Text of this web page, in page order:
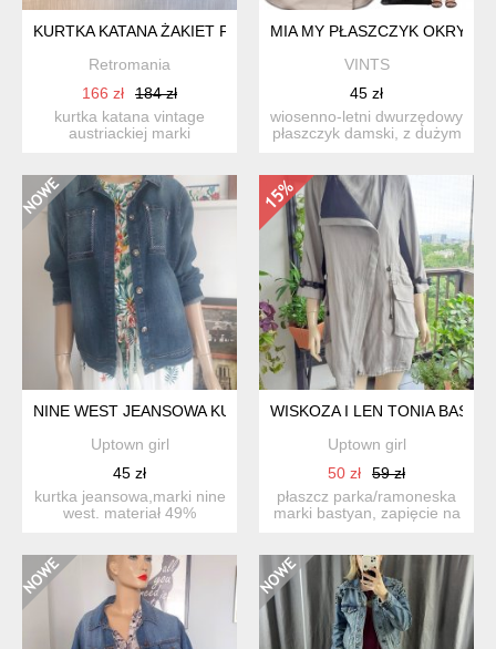
KURTKA KATANA ŻAKIET FOLK WEŁNA
Retromania
166 zł
184 zł
kurtka katana vintage
austriackiej marki
MIA MY PŁASZCZYK
VINTS
45 zł
wiosenno-letni dwurzędowy
płaszczyk damski, z dużym
NINE WEST JEANSOWA KURTKA WIĘKSZA
Uptown girl
45 zł
kurtka jeansowa,marki nine
west. materiał 49%
WISKOZA I LEN TONIA
Uptown girl
50 zł
59 zł
płaszcz parka/ramoneska
marki bastyan, zapięcie na